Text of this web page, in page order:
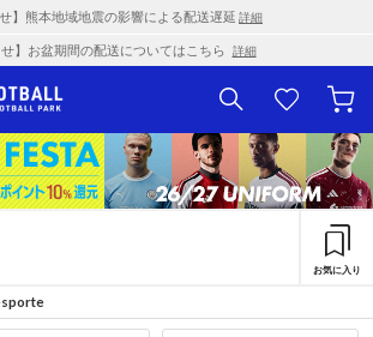
せ】熊本地域地震の影響による配送遅延 詳細
せ】お盆期間の配送についてはこちら 詳細
お気に入り